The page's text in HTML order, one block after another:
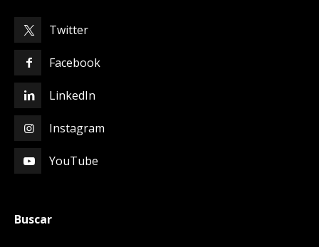
Twitter
Facebook
LinkedIn
Instagram
YouTube
Buscar